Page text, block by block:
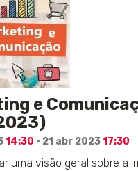
e
14:30 · 21 abr 202317:30
uma visão geral sobre a